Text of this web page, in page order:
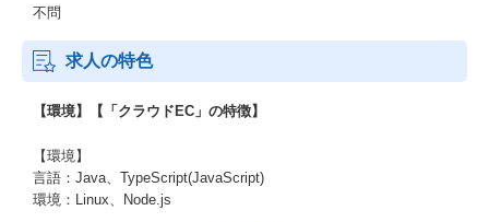
不問
求人の特色
【環境】【「クラウドEC」の特徴】
【環境】
言語：Java、TypeScript(JavaScript)
環境：Linux、Node.js